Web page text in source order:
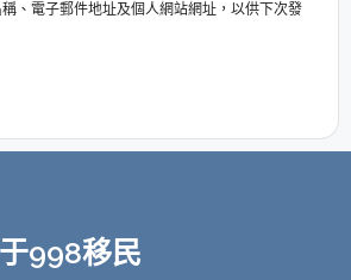
、電子郵件地址及個人網站網址，以供下次發
998移民